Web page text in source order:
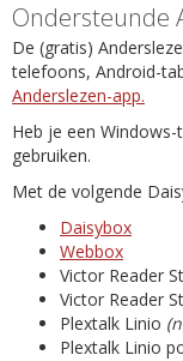
Ondersteunde
De (gratis)
telefoons, Android-
Anderslezen-app.
Heb je een
gebruiken.
Met de volgende
Daisybox
Webbox
Victor Reader
Victor Reader
Plextalk Linio
Plextalk Linio